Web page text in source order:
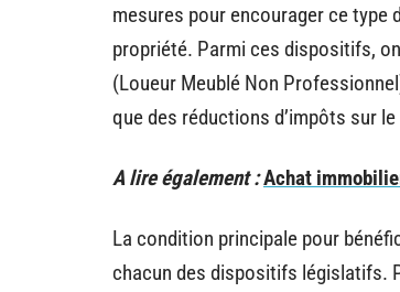
mesures pour encourager ce type
propriété. Parmi ces dispositifs,
(Loueur Meublé Non
que des réductions d’impôts sur
A lire également :Achat
La condition principale pour
chacun des dispositifs législatifs.